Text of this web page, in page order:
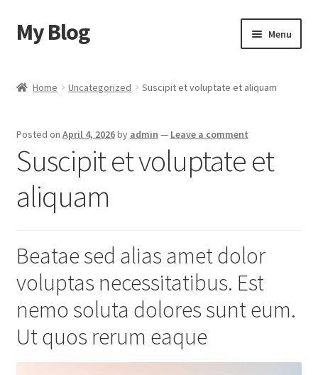
Skip
to
Skip
to
My Blog Menu
Checkout
Shop
Home Uncategorized Suscipit et voluptate et aliquam
Posted on April 4, 2026by admin — Leave a comment
Suscipit et voluptate et
aliquam
Beatae sed alias amet dolor
voluptas necessitatibus. Est
nemo soluta dolores sunt eum.
Ut quos rerum eaque